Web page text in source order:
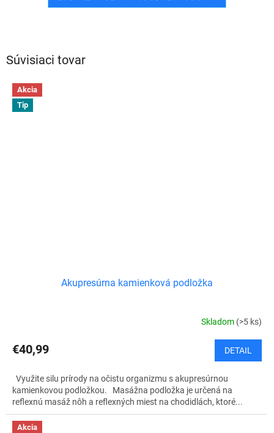
Súvisiaci tovar
Akcia
Tip
Akupresúrna kamienková podložka
Skladom (>5 ks)
€40,99 DETAIL
Využite silu prírody na očistu organizmu s akupresúrnou
kamienkovou podložkou. Masážna podložka je určená na
reflexnú masáž nôh a reflexných miest na chodidlách, ktoré...
Akcia